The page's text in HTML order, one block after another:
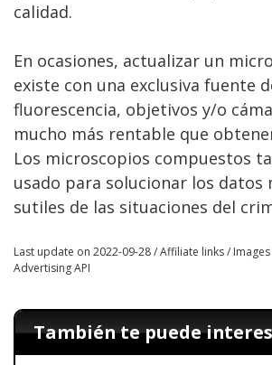
calidad.
En ocasiones, actualizar un
existe con una exclusiva fuente
fluorescencia, objetivos y/o
mucho más rentable que
Los microscopios compuestos
usado para solucionar los datos
sutiles de las situaciones del
Last update on 2022-09-28 / Affiliate links /
Advertising API
También te puede